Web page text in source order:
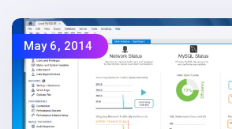
May 6, 2014